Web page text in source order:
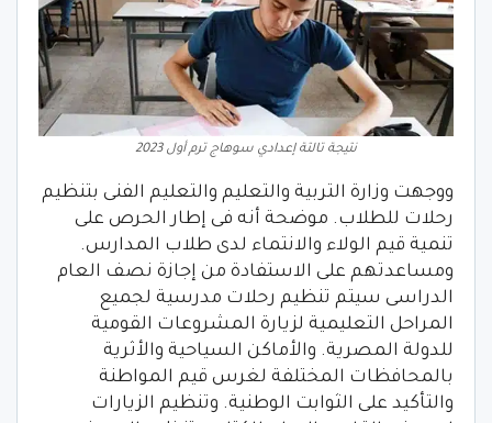
نتيجة تالتة إعدادي سوهاج ترم أول 2023
ووجهت وزارة التربية والتعليم والتعليم الفنى بتنظيم
رحلات للطلاب. موضحة أنه فى إطار الحرص على
تنمية قيم الولاء والانتماء لدى طلاب المدارس.
ومساعدتهم على الاستفادة من إجازة نصف العام
الدراسى سيتم تنظيم رحلات مدرسية لجميع
المراحل التعليمية لزيارة المشروعات القومية
للدولة المصرية. والأماكن السياحية والأثرية
بالمحافظات المختلفة لغرس قيم المواطنة
والتأكيد على الثوابت الوطنية. وتنظيم الزيارات